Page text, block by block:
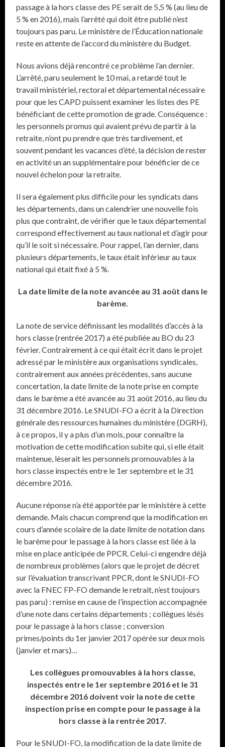
passage à la hors classe des PE serait de 5,5 % (au lieu de
5 % en 2016), mais l’arrêté qui doit être publié n’est
toujours pas paru. Le ministère de l’Éducation nationale
reste en attente de l’accord du ministère du Budget.
Nous avions déjà rencontré ce problème l’an dernier.
L’arrêté, paru seulement le 10 mai, a retardé tout le
travail ministériel, rectoral et départemental nécessaire
pour que les CAPD puissent examiner les listes des PE
bénéficiant de cette promotion de grade. Conséquence :
les personnels promus qui avaient prévu de partir à la
retraite, n’ont pu prendre que très tardivement, et
souvent pendant les vacances d’été, la décision de rester
en activité un an supplémentaire pour bénéficier de ce
nouvel échelon pour la retraite.
Il sera également plus difficile pour les syndicats dans
les départements, dans un calendrier une nouvelle fois
plus que contraint, de vérifier que le taux départemental
correspond effectivement au taux national et d’agir pour
qu’il le soit si nécessaire. Pour rappel, l’an dernier, dans
plusieurs départements, le taux était inférieur au taux
national qui était fixé à 5 %.
La date limite de la note avancée au 31 août dans le
barème.
La note de service définissant les modalités d’accès à la
hors classe (rentrée 2017) a été publiée au BO du 23
février. Contrairement à ce qui était écrit dans le projet
adressé par le ministère aux organisations syndicales,
contrairement aux années précédentes, sans aucune
concertation, la date limite de la note prise en compte
dans le barème a été avancée au 31 août 2016, au lieu du
31 décembre 2016. Le SNUDI-FO a écrit à la Direction
générale des ressources humaines du ministère (DGRH),
à ce propos, il y a plus d’un mois, pour connaître la
motivation de cette modification subite qui, si elle était
maintenue, lèserait les personnels promouvables à la
hors classe inspectés entre le 1er septembre et le 31
décembre 2016.
Aucune réponse n’a été apportée par le ministère à cette
demande. Mais chacun comprend que la modification en
cours d’année scolaire de la date limite de notation dans
le barème pour le passage à la hors classe est liée à la
mise en place anticipée de PPCR. Celui-ci engendre déjà
de nombreux problèmes (alors que le projet de décret
sur l’évaluation transcrivant PPCR, dont le SNUDI-FO
avec la FNEC FP-FO demande le retrait, n’est toujours
pas paru) : remise en cause de l’inspection accompagnée
d’une note dans certains départements ; collègues lésés
pour le passage à la hors classe ; conversion
primes/points du 1er janvier 2017 opérée sur deux mois
(janvier et mars)…
Les collègues promouvables à la hors classe,
inspectés entre le 1er septembre 2016 et le 31
décembre 2016 doivent voir la note de cette
inspection prise en compte pour le passage à la
hors classe à la rentrée 2017.
Pour le SNUDI-FO, la modification de la date limite de